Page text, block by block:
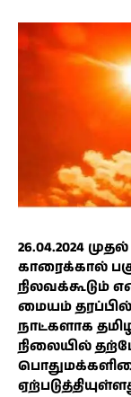
26.04.2024
காரைக்கால்
மையம் தரப்பில்
நாட்களாக
நிலையில்